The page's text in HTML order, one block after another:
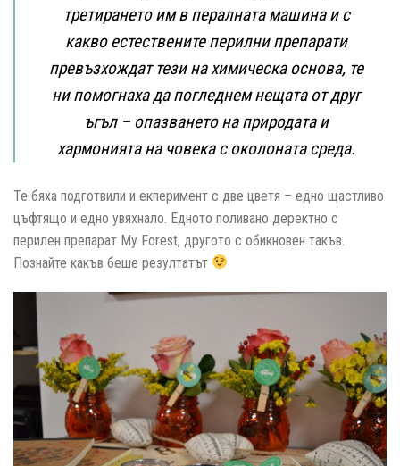
третирането им в пералната машина и с
какво естествените перилни препарати
превъзхождат тези на химическа основа, те
ни помогнаха да погледнем нещата от друг
ъгъл – опазването на природата и
хармонията на човека с околоната среда.
Те бяха подготвили и екперимент с две цветя – едно щастливо
цъфтящо и едно увяхнало. Едното поливано деректно с
перилен препарат My Forest, другото с обикновен такъв.
Познайте какъв беше резултатът